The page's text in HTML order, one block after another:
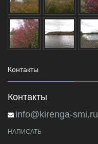
Контакты
Контакты
info@kirenga-smi.ru
НАПИСАТЬ